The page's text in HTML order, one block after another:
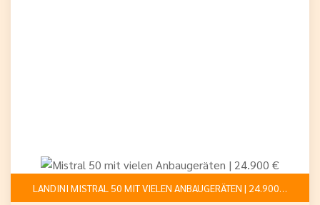
LANDINI MISTRAL 50 MIT VIELEN ANBAUGERÄTEN | 24.900 €